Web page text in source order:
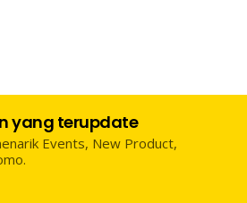
yang terupdate
Events, New Product,